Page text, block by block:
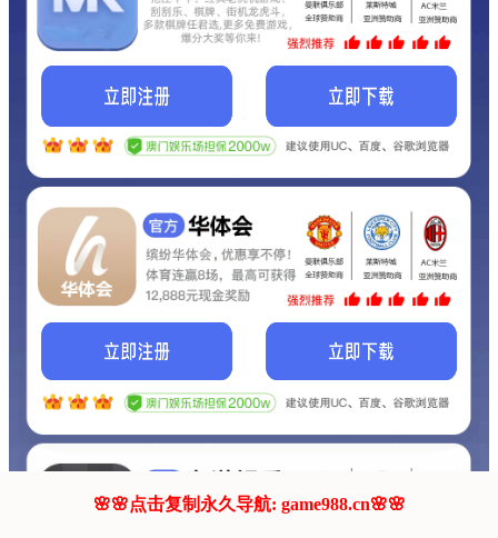
我们即将上线啦...
我们的网站正在建设.
它将是非常棒的网站.
联系我们!